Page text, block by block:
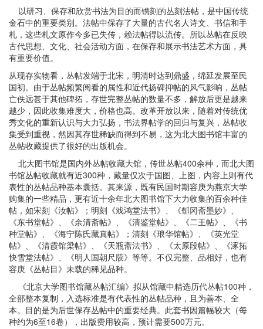
以研习、保存和欣赏书法为目的而镌刻的丛刻法帖，是中国传统
金石中的重要类别。法帖中保存了大量的古代名人诗文、书信和手
札，这些札文原作今多已失传，赖法帖得以流传。所以丛帖在反映
古代思想、文化、社会活动方面，在保存和展示书法艺术方面，具
有重要价值。
从现存实物看，丛帖发端于北宋，明清时达到鼎盛，绵延发展至民
国初。由于丛帖频繁阅看的属性和近代扬碑抑帖的风气影响，丛帖
亡佚远甚于其他碑拓，存世完整丛帖的数量不多，解放后更是越来
越少，因此收集难度大，价格也高。改革开放以来，随着对传统优
秀文化的重新认识与大力弘扬，书法界帖学的回归与复兴，丛帖收
集受到重视，然因其存世稀缺而得到不易，这为北大图书馆丰富的
丛帖收藏提供了很好的出版机会。
北大图书馆是国内外丛帖收藏大馆，传世丛帖400余种，而北大图
书馆丛帖收藏就有近300种，藏量仅次于国图、上图，内容上则有代
表性的丛帖品种基本囊括。其来源，既有民国时期容庚为燕京大学
购集的一些精品，更有近十余年北大图书馆下大力收集的百余种佳
帖，如宋刻《汝帖》；明刻《戏鸿堂法书》、《郁冈斋墨妙》、
《东书堂帖》、《余清斋帖》、《清鉴堂帖》、《二王帖》、《书
种堂帖》、《海宁陈氏藏真帖》；清刻《琅华馆帖》、《英光堂
帖》、《清霞馆梁帖》、《天瓶斋法书》、《太原段帖》、《涿拓
快雪堂法帖》、《明人国朝尺牍》等等。不仅完整、品相好，也有
容庚《丛帖目》未载的稀见品种。
《北京大学图书馆藏丛帖汇编》拟从馆藏中精选历代丛帖100种，
全部整本复制，入选标准是有代表性的丛帖品种，且为善本、全
本。目的是为后世保存丛帖中的重要经典。此套书因篇幅较大（每
种约为6至16卷），出版费用较高，预计需要500万元。